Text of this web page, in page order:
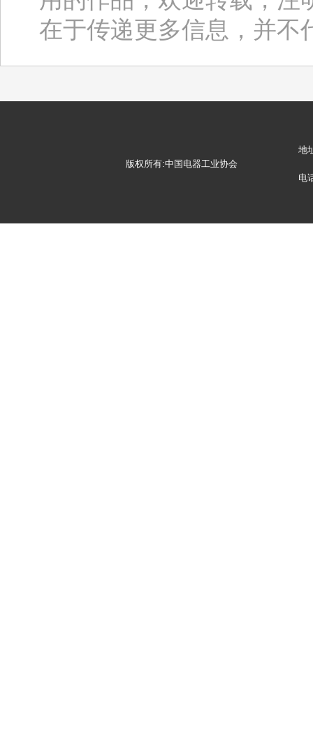
在于传递更多信息，并不
版权所有:中国电器工业协会
地
电